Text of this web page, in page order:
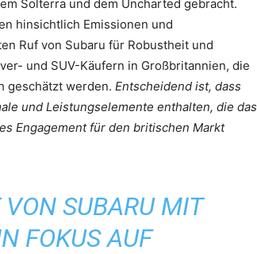
Solterra und dem Uncharted gebracht.
hinsichtlich Emissionen und
Ruf von Subaru für Robustheit und
und SUV-Käufern in Großbritannien, die
geschätzt werden. Entscheidend ist, dass
und Leistungselemente enthalten, die das
Engagement für den britischen Markt
SUBARU MIT
FOKUS AUF